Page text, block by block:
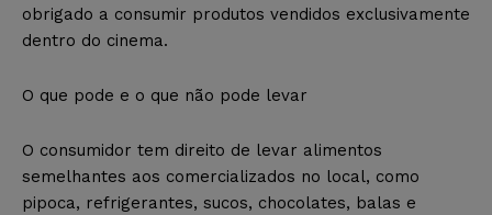
obrigado a consumir produtos vendidos exclusivamente
dentro do cinema.
O que pode e o que não pode levar
O consumidor tem direito de levar alimentos
semelhantes aos comercializados no local, como
pipoca, refrigerantes, sucos, chocolates, balas e